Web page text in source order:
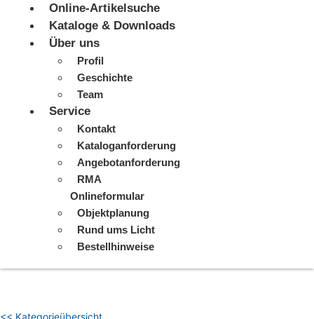
Online-Artikelsuche
Kataloge & Downloads
Über uns
Profil
Geschichte
Team
Service
Kontakt
Kataloganforderung
Angebotanforderung
RMA
Onlineformular
Objektplanung
Rund ums Licht
Bestellhinweise
<< Kategorieübersicht